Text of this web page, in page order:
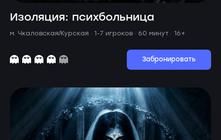
Изоляция: психбольница
м. Чкаловская/Курская · 1-7 игроков · 60 минут · 16+
Забронировать